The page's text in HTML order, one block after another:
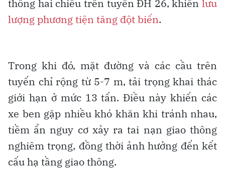
thông hai chiều trên tuyến ĐH 26, khiến lưu
lượng phương tiện tăng đột biến.
Trong khi đó, mặt đường và các cầu trên
tuyến chỉ rộng từ 5-7 m, tải trọng khai thác
giới hạn ở mức 13 tấn. Điều này khiến các
xe ben gặp nhiều khó khăn khi tránh nhau,
tiềm ẩn nguy cơ xảy ra tai nạn giao thông
nghiêm trọng, đồng thời ảnh hưởng đến kết
cấu hạ tầng giao thông.